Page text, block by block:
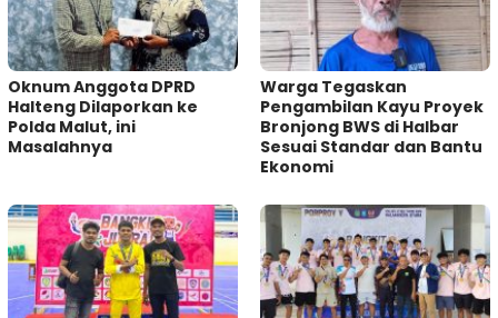
Oknum Anggota DPRD
Halteng Dilaporkan ke
Polda Malut, ini
Masalahnya
Warga Tegaskan
Pengambilan Kayu Proyek
Bronjong BWS di Halbar
Sesuai Standar dan Bantu
Ekonomi